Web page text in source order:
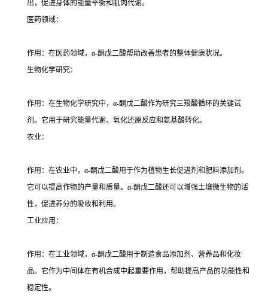
出，促进身体的能量平衡和肌肉代谢。
医药领域：
作用：在医药领域， α-酮戊二酸帮助改善患者的整体健康状况。
生物化学研究：
作用：在生物化学研究中， α-酮戊二酸作为研究三羧酸循环的关键试
剂。它用于研究能量代谢、氧化还原反应和氨基酸转化。
农业：
作用：在农业中， α-酮戊二酸用于作为植物生长促进剂和肥料添加剂。
它可以提高作物的产量和质量。 α-酮戊二酸还可以增强土壤微生物的活
性，促进养分的吸收和利用。
工业应用：
作用：在工业领域， α-酮戊二酸用于制造食品添加剂、营养品和化妆
品。它作为中间体在有机合成中起重要作用，帮助提高产品的功能性和
稳定性。